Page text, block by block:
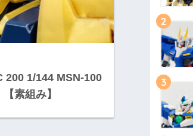
200 1/144 MSN-100
素組み】
2
3